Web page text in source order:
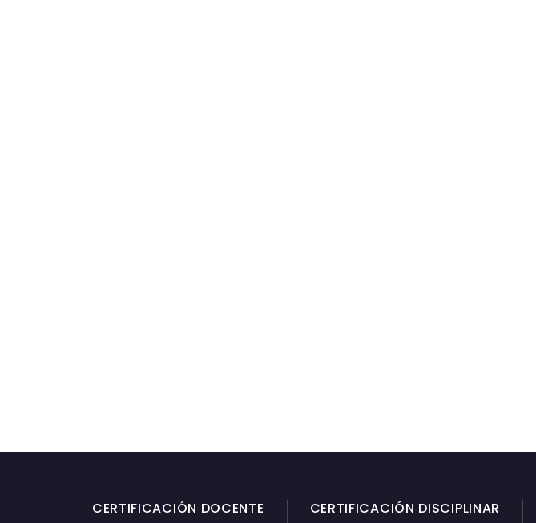
CERTIFICACIÓN DOCENTE CERTIFICACIÓN DISCIPLINAR